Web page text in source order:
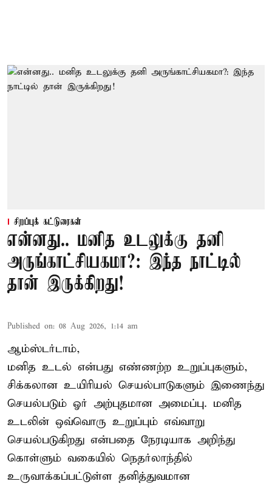
சிறப்புக் கட்டுரைகள்
என்னது.. மனித உடலுக்கு தனி
அருங்காட்சியகமா?: இந்த நாட்டில்
தான் இருக்கிறது!
Published on: 08 Aug 2026, 1:14 am
ஆம்ஸ்டர்டாம்,
மனித உடல் என்பது எண்ணற்ற உறுப்புகளும்,
சிக்கலான உயிரியல் செயல்பாடுகளும் இணைந்து
செயல்படும் ஓர் அற்புதமான அமைப்பு. மனித
உடலின் ஒவ்வொரு உறுப்பும் எவ்வாறு
செயல்படுகிறது என்பதை நேரடியாக அறிந்து
கொள்ளும் வகையில் நெதர்லாந்தில்
உருவாக்கப்பட்டுள்ள தனித்துவமான